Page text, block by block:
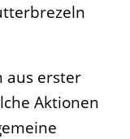
aus erster
Aktionen